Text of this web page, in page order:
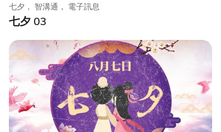
七夕 03
七夕， 智溝通， 電子訊息